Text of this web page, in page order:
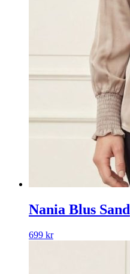
Nania Blus Sand
699 kr